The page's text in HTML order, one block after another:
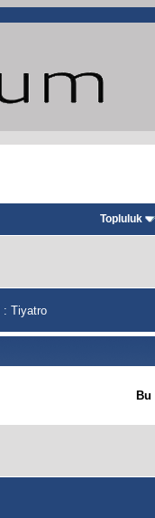
Topluluk
: Tiyatro
Bu